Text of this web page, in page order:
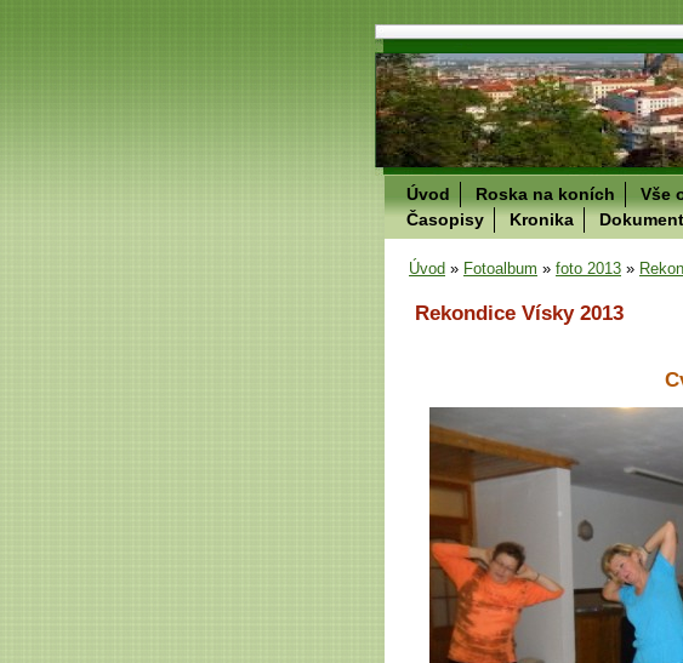
Úvod Roska na koních Vše
Časopisy
Kronika
Úvod » Fotoalbum » foto 2013 »
Rekondice Vísky 2013